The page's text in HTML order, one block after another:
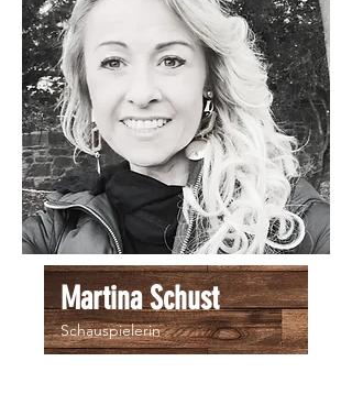
Schauspielerin
Martina Schust